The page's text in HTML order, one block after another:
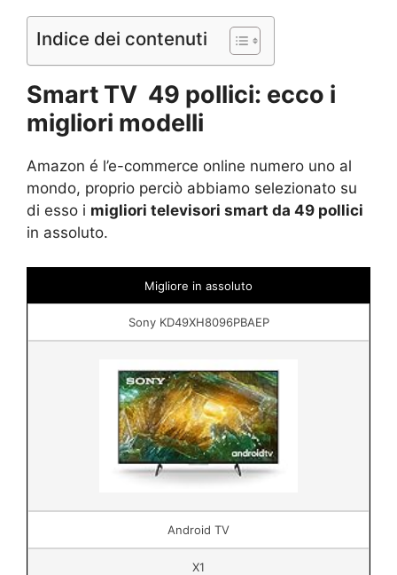
Indice dei contenuti
Smart TV 49 pollici: ecco i
migliori modelli
Amazon é l’e-commerce online numero uno al
mondo, proprio perciò abbiamo selezionato su
di esso i migliori televisori smart da 49 pollici
in assoluto.
Migliore in assoluto
Sony KD49XH8096PBAEP
Android TV
X1